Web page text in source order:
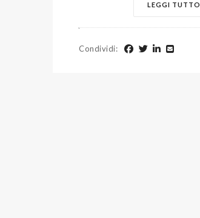
LEGGI TUTTO
Condividi: